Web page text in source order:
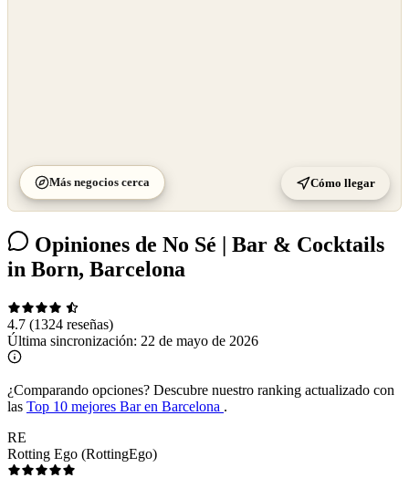
Más negocios cerca Cómo llegar
Opiniones de No Sé | Bar & Cocktails
in Born, Barcelona
4.7 (1324 reseñas)
Última sincronización: 22 de mayo de 2026
¿Comparando opciones? Descubre nuestro ranking actualizado con
las Top 10 mejores Bar en Barcelona .
RE
Rotting Ego (RottingEgo)